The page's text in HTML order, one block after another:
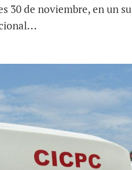
30 de noviembre, en un